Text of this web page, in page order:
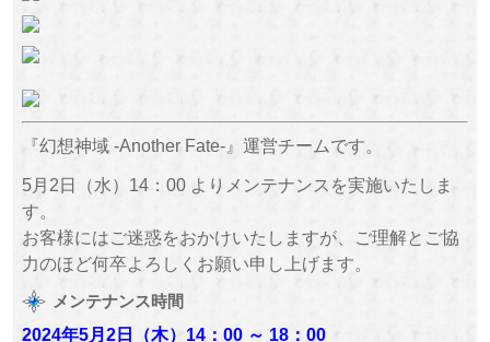
『幻想神域 -Another Fate-』運営チームです。
5月2日（水）14：00 よりメンテナンスを実施いたしま
す。
お客様にはご迷惑をおかけいたしますが、ご理解とご協
力のほど何卒よろしくお願い申し上げます。
メンテナンス時間
2024年5月2日（木） 14：00 ～ 18：00